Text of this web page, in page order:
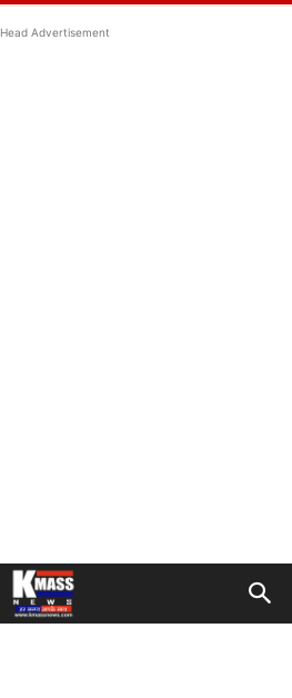
Head Advertisement